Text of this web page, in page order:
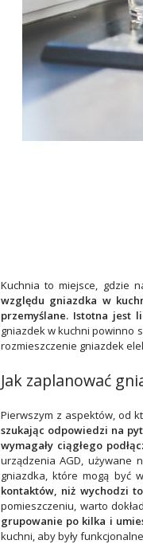
Kuchnia to miejsce, gdzie
względu gniazdka w
przemyślane. Istotna jest
gniazdek w kuchni powinno
rozmieszczenie gniazdek
Jak zaplanować
Pierwszym z aspektów, od
szukając odpowiedzi na
wymagały ciągłego
urządzenia AGD, używane
gniazdka, które mogą być
kontaktów, niż wychodzi
pomieszczeniu, warto
grupowanie po kilka i
kuchni, aby były